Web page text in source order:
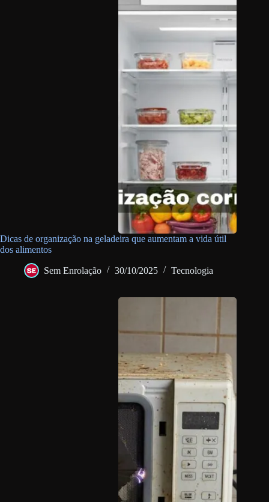
Dicas de organização na geladeira que aumentam a vida útil
dos alimentos
Sem Enrolação 30/10/2025 Tecnologia